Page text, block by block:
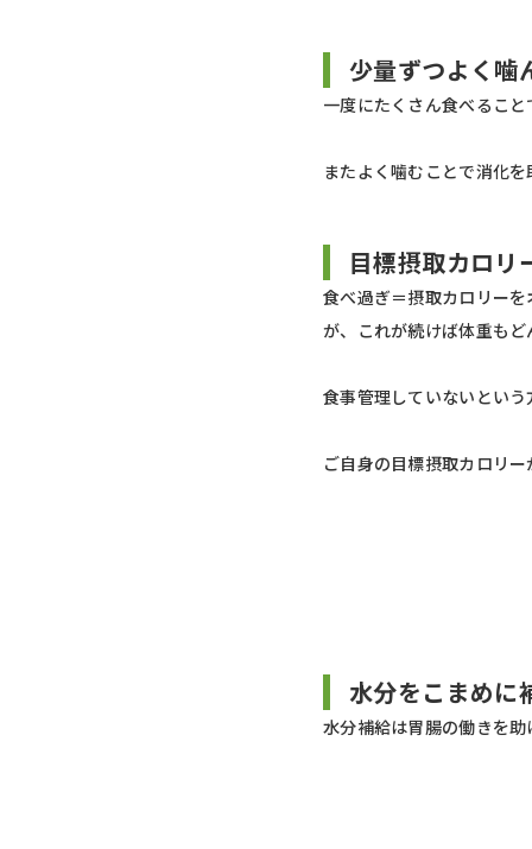
少量ずつよく噛
一度にたくさん食べるこ
またよく噛むことで消化
目標摂取カロリ
食べ過ぎ＝摂取カロリー
が、これが続けば体重も
食事管理していないとい
ご自身の目標摂取カロリ
水分をこまめに
水分補給は胃腸の働きを